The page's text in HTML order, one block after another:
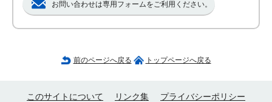
お問い合わせは専用フォームをご利用ください。
前のページへ戻る トップページへ戻る
このサイトについて リンク集
プライバシーポリシー